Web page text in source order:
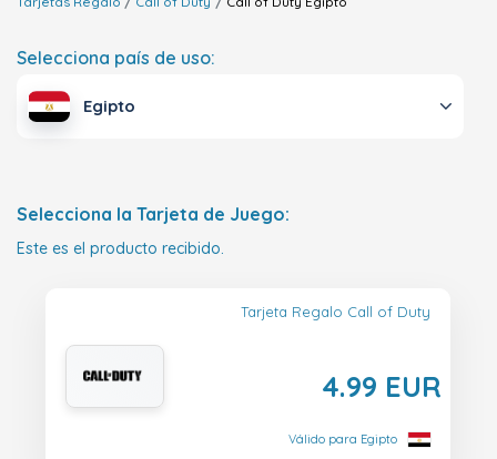
Selecciona país de uso:
Egipto
Selecciona la Tarjeta de Juego:
Este es el producto recibido.
Tarjeta Regalo Call of Duty
4.99 EUR
Válido para Egipto